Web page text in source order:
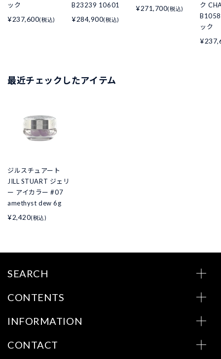
ック
¥237,600(税込)
B23239 10601
¥284,900(税込)
¥271,700(税込)
ク
ック
最近チェックしたアイテム
ジルスチュアート
JILL STUART ジェリ
ー アイカラー #07
amethyst dew 6g
¥2,420(税込)
SEARCH
CONTENTS
INFORMATION
CONTACT